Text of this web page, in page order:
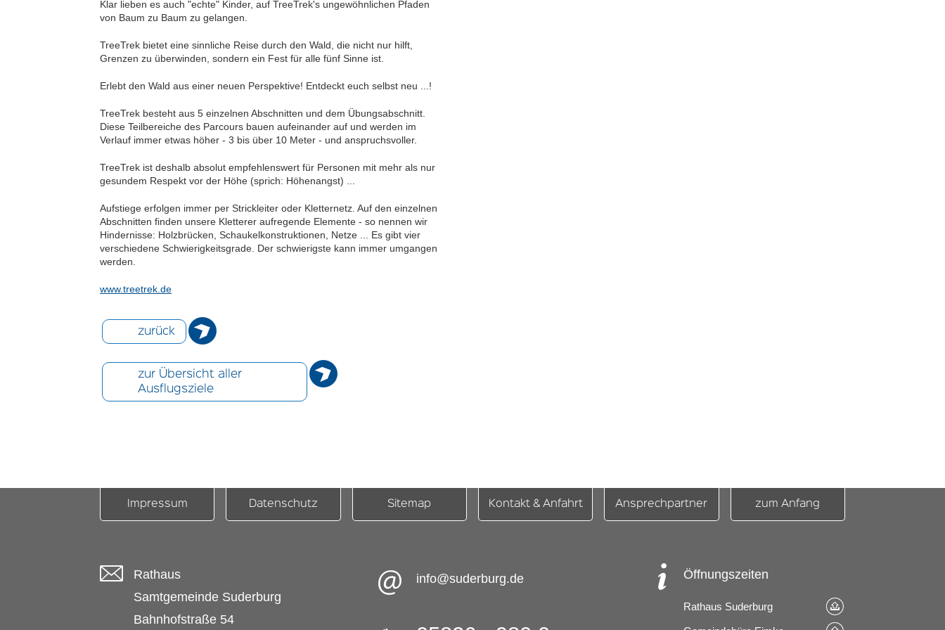
Klar lieben es auch "echte" Kinder, auf TreeTrek's ungewöhnlichen Pfaden
von Baum zu Baum zu gelangen.
TreeTrek bietet eine sinnliche Reise durch den Wald, die nicht nur hilft,
Grenzen zu überwinden, sondern ein Fest für alle fünf Sinne ist.
Erlebt den Wald aus einer neuen Perspektive! Entdeckt euch selbst neu ...!
TreeTrek besteht aus 5 einzelnen Abschnitten und dem Übungsabschnitt.
Diese Teilbereiche des Parcours bauen aufeinander auf und werden im
Verlauf immer etwas höher - 3 bis über 10 Meter - und anspruchsvoller.
TreeTrek ist deshalb absolut empfehlenswert für Personen mit mehr als nur
gesundem Respekt vor der Höhe (sprich: Höhenangst) ...
Aufstiege erfolgen immer per Strickleiter oder Kletternetz. Auf den einzelnen
Abschnitten finden unsere Kletterer aufregende Elemente - so nennen wir
Hindernisse: Holzbrücken, Schaukelkonstruktionen, Netze ... Es gibt vier
verschiedene Schwierigkeitsgrade. Der schwierigste kann immer umgangen
werden.
www.treetrek.de
zurück
zur Übersicht aller
Ausflugsziele
Impressum Datenschutz Sitemap Kontakt & Anfahrt Ansprechpartner zum Anfang
Rathaus
Samtgemeinde Suderburg
Bahnhofstraße 54
info@suderburg.de Öffnungszeiten
Rathaus Suderburg